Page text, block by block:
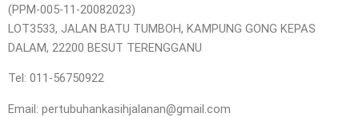
(PPM-005-11-20082023)
LOT3533, JALAN BATU TUMBOH, KAMPUNG GONG KEPAS
DALAM, 22200 BESUT TERENGGANU
Tel: 011-56750922
Email: pertubuhankasihjalanan@gmail.com